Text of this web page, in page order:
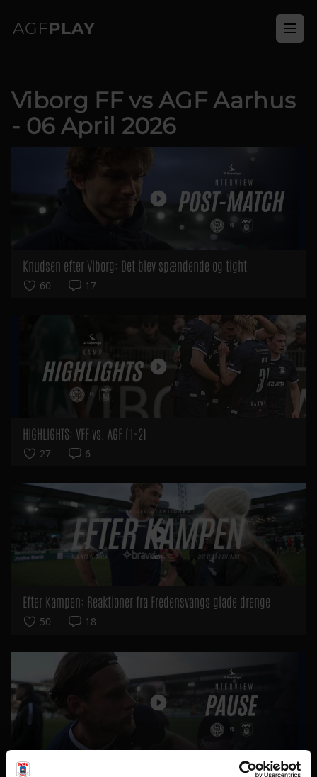
Viborg FF vs AGF Aarhus
- 06 April 2026
Knudsen efter Viborg: Det blev spændende og tight
60 17
HIGHLIGHTS: VFF vs. AGF (1-2)
27 6
Efter Kampen: Reaktioner fra Fredensvangs glade drenge
50 18
Felix i pausen: Vi skal snakke om alt!